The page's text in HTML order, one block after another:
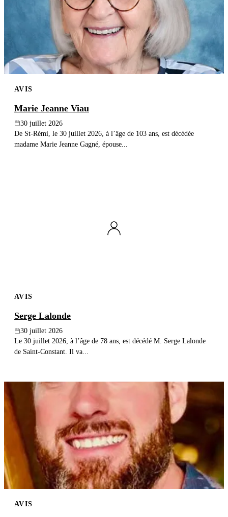
AVIS
Marie Jeanne Viau
30 juillet 2026
De St-Rémi, le 30 juillet 2026, à l’âge de 103 ans, est décédée
madame Marie Jeanne Gagné, épouse...
AVIS
Serge Lalonde
30 juillet 2026
Le 30 juillet 2026, à l’âge de 78 ans, est décédé M. Serge Lalonde
de Saint-Constant. Il va...
AVIS